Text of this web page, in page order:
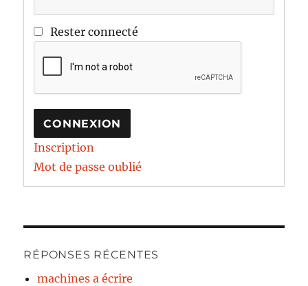
Rester connecté
CONNEXION
Inscription
Mot de passe oublié
RÉPONSES RÉCENTES
machines a écrire